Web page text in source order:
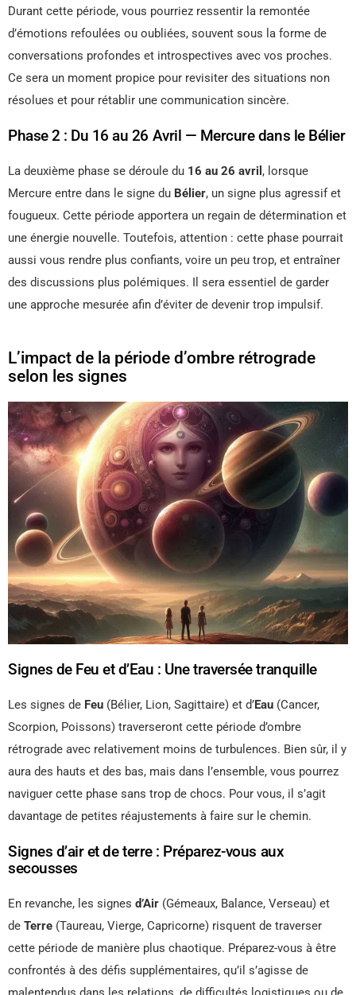
Durant cette période, vous pourriez ressentir la remontée
d’émotions refoulées ou oubliées, souvent sous la forme de
conversations profondes et introspectives avec vos proches.
Ce sera un moment propice pour revisiter des situations non
résolues et pour rétablir une communication sincère.
Phase 2 : Du 16 au 26 Avril — Mercure dans le Bélier
La deuxième phase se déroule du 16 au 26 avril , lorsque
Mercure entre dans le signe du Bélier, un signe plus agressif et
fougueux. Cette période apportera un regain de détermination et
une énergie nouvelle. Toutefois, attention : cette phase pourrait
aussi vous rendre plus confiants, voire un peu trop, et entraîner
des discussions plus polémiques. Il sera essentiel de garder
une approche mesurée afin d’éviter de devenir trop impulsif.
L’impact de la période d’ombre rétrograde
selon les signes
Signes de Feu et d’Eau : Une traversée tranquille
Les signes de Feu (Bélier, Lion, Sagittaire) et d’Eau (Cancer,
Scorpion, Poissons) traverseront cette période d’ombre
rétrograde avec relativement moins de turbulences. Bien sûr, il y
aura des hauts et des bas, mais dans l’ensemble, vous pourrez
naviguer cette phase sans trop de chocs. Pour vous, il s’agit
davantage de petites réajustements à faire sur le chemin.
Signes d’air et de terre : Préparez-vous aux
secousses
En revanche, les signes d’Air (Gémeaux, Balance, Verseau) et
de Terre (Taureau, Vierge, Capricorne) risquent de traverser
cette période de manière plus chaotique. Préparez-vous à être
confrontés à des défis supplémentaires, qu’il s’agisse de